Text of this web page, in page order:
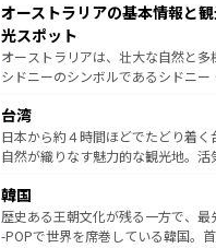
部のニューオーリンズでは、音楽と
文化が魅力。旅行者はアメリカの各
しみながら、その多様性と豊かな歴
るだろう。車でのロードトリップや
情報は
ワイ島は見逃せない。また、定番の
島だが、静かな自然を求めるならマ
おすすめ。エメラルドグリーンに輝
文化や歴史が息づいている。「アロ
人々、おいしいローカルフードやハ
ク、伝統的なフラダンスなど、すべ
っている。訪れるたびに新しい発見
はコンテンツ一覧
オーストラリアの基本情報と
光スポット
オーストラリアは、壮大な自然と多
シドニーのシンボルであるシドニー
リアリーフや大陸中央部にそびえる
ク）、タスマニアの美しい原生林や
ど、見どころがたくさん。また、カ
いる。アクティビティも充実してお
ビング、ハイキングなど、アウトド
い。オーストラリアの多彩な魅力
台湾
日本から約４時間ほどでたどり着く
自然が織りなす魅力的な観光地。活
ン）、静ひつな山岳地帯である台湾
と山間の静けさが共存しており、
驚きをもたらしてくれる。また、奥
韓国
歴史ある王朝文化が残る一方で、
-POPで世界を席巻している韓国。